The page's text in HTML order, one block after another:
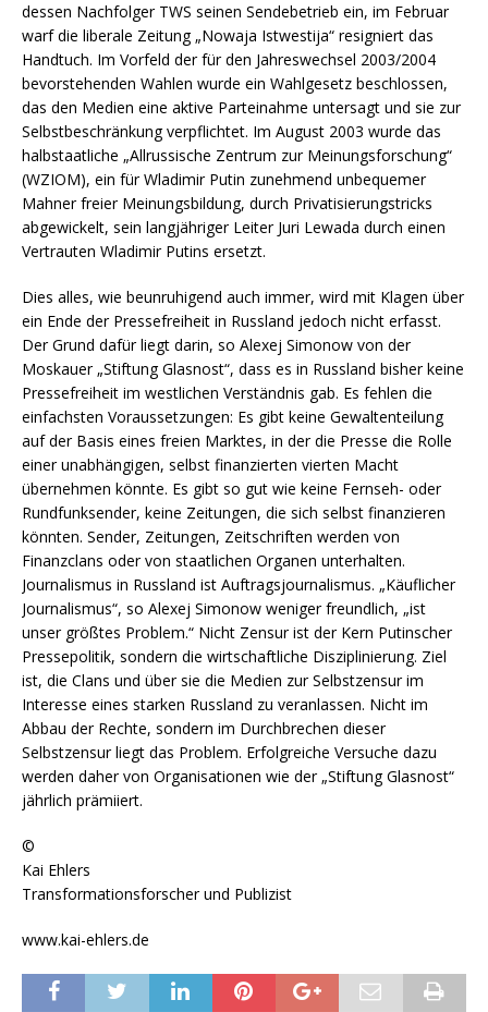
dessen Nachfolger TWS seinen Sendebetrieb ein, im Februar
warf die liberale Zeitung „Nowaja Istwestija“ resigniert das
Handtuch. Im Vorfeld der für den Jahreswechsel 2003/2004
bevorstehenden Wahlen wurde ein Wahlgesetz beschlossen,
das den Medien eine aktive Parteinahme untersagt und sie zur
Selbstbeschränkung verpflichtet. Im August 2003 wurde das
halbstaatliche „Allrussische Zentrum zur Meinungsforschung“
(WZIOM), ein für Wladimir Putin zunehmend unbequemer
Mahner freier Meinungsbildung, durch Privatisierungstricks
abgewickelt, sein langjähriger Leiter Juri Lewada durch einen
Vertrauten Wladimir Putins ersetzt.
Dies alles, wie beunruhigend auch immer, wird mit Klagen über
ein Ende der Pressefreiheit in Russland jedoch nicht erfasst.
Der Grund dafür liegt darin, so Alexej Simonow von der
Moskauer „Stiftung Glasnost“, dass es in Russland bisher keine
Pressefreiheit im westlichen Verständnis gab. Es fehlen die
einfachsten Voraussetzungen: Es gibt keine Gewaltenteilung
auf der Basis eines freien Marktes, in der die Presse die Rolle
einer unabhängigen, selbst finanzierten vierten Macht
übernehmen könnte. Es gibt so gut wie keine Fernseh- oder
Rundfunksender, keine Zeitungen, die sich selbst finanzieren
könnten. Sender, Zeitungen, Zeitschriften werden von
Finanzclans oder von staatlichen Organen unterhalten.
Journalismus in Russland ist Auftragsjournalismus. „Käuflicher
Journalismus“, so Alexej Simonow weniger freundlich, „ist
unser größtes Problem.“ Nicht Zensur ist der Kern Putinscher
Pressepolitik, sondern die wirtschaftliche Disziplinierung. Ziel
ist, die Clans und über sie die Medien zur Selbstzensur im
Interesse eines starken Russland zu veranlassen. Nicht im
Abbau der Rechte, sondern im Durchbrechen dieser
Selbstzensur liegt das Problem. Erfolgreiche Versuche dazu
werden daher von Organisationen wie der „Stiftung Glasnost“
jährlich prämiiert.
©
Kai Ehlers
Transformationsforscher und Publizist
www.kai-ehlers.de